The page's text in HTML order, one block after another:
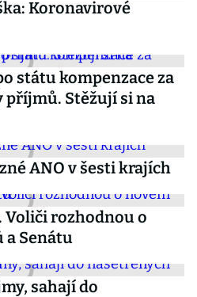
Koronavirové
státu kompenzace za
Stěžují si na
ANO v šesti krajích
Voliči rozhodnou o
a Senátu
sahají do